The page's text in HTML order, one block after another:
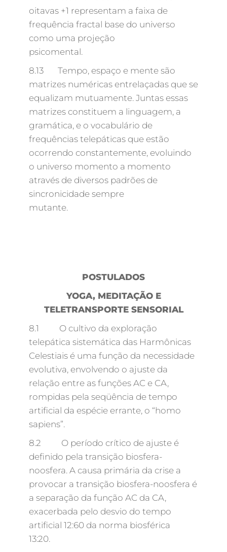
oitavas +1 representam a faixa de
frequência fractal base do universo
como uma projeção
psicomental.
8.13 Tempo, espaço e mente são
matrizes numéricas entrelaçadas que se
equalizam mutuamente. Juntas essas
matrizes constituem a linguagem, a
gramática, e o vocabulário de
frequências telepáticas que estão
ocorrendo constantemente, evoluindo
o universo momento a momento
através de diversos padrões de
sincronicidade sempre
mutante.
POSTULADOS
YOGA, MEDITAÇÃO E
TELETRANSPORTE SENSORIAL
8.1 O cultivo da exploração
telepática sistemática das Harmônicas
Celestiais é uma função da necessidade
evolutiva, envolvendo o ajuste da
relação entre as funções AC e CA,
rompidas pela seqüência de tempo
artificial da espécie errante, o “homo
sapiens”.
8.2 O período crítico de ajuste é
definido pela transição biosfera-
noosfera. A causa primária da crise a
provocar a transição biosfera-noosfera é
a separação da função AC da CA,
exacerbada pelo desvio do tempo
artificial 12:60 da norma biosférica
13:20.